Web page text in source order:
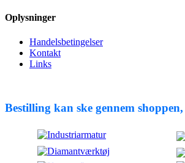
Oplysninger
Handelsbetingelser
Kontakt
Links
Bestilling kan ske gennem